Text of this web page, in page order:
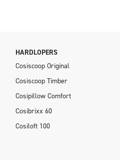
HARDLOPERS
Cosiscoop Original
Cosiscoop Timber
Cosipillow Comfort
Cosibrixx 60
Cosiloft 100